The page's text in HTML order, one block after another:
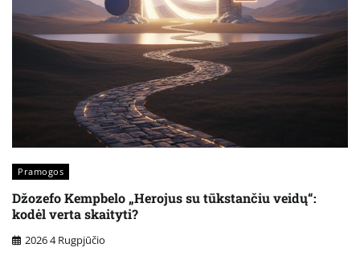
Pramogos
Džozefo Kempbelo „Herojus su tūkstančiu veidų“:
kodėl verta skaityti?
2026 4 Rugpjūčio